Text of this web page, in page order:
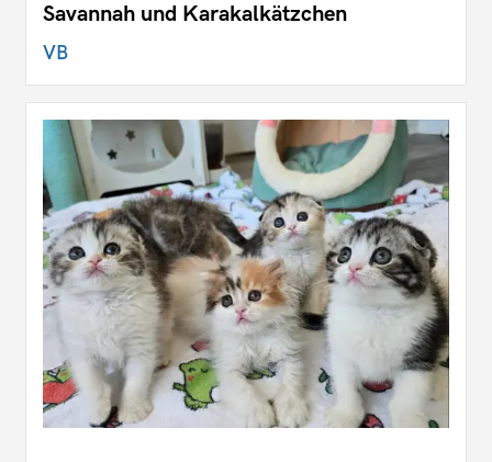
Savannah und Karakalkätzchen
VB